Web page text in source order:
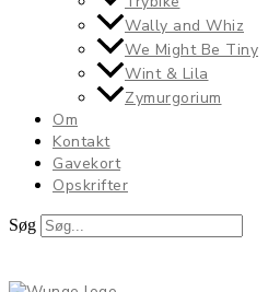
Wally and Whiz
We Might Be Tiny
Wint & Lila
Zymurgorium
Om
Kontakt
Gavekort
Opskrifter
Søg